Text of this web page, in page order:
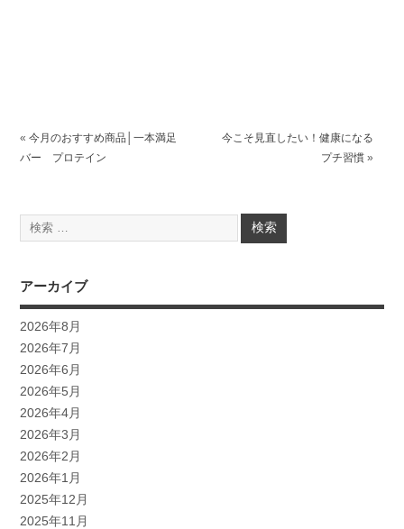
« 今月のおすすめ商品│一本満足
バー プロテイン
今こそ見直したい！健康になる
プチ習慣»
アーカイブ
2026年8月
2026年7月
2026年6月
2026年5月
2026年4月
2026年3月
2026年2月
2026年1月
2025年12月
2025年11月